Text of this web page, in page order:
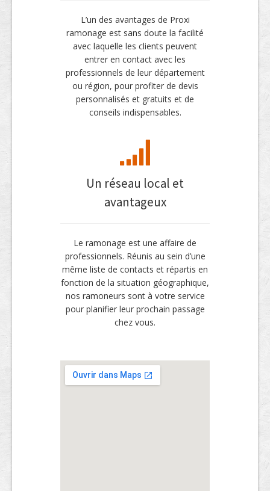
L’un des avantages de Proxi
ramonage est sans doute la facilité
avec laquelle les clients peuvent
entrer en contact avec les
professionnels de leur département
ou région, pour profiter de devis
personnalisés et gratuits et de
conseils indispensables.
Un réseau local et
avantageux
Le ramonage est une affaire de
professionnels. Réunis au sein d’une
même liste de contacts et répartis en
fonction de la situation géographique,
nos ramoneurs sont à votre service
pour planifier leur prochain passage
chez vous.